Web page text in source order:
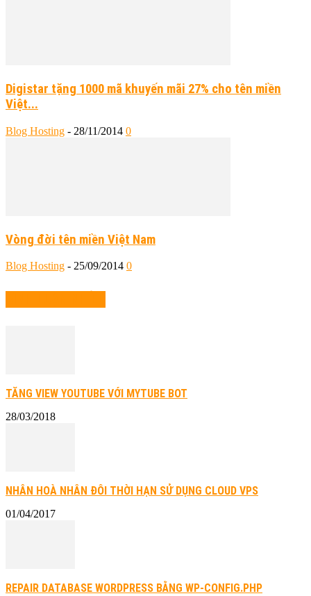
Digistar tặng 1000 mã khuyến mãi 27% cho tên miền
Việt...
Blog Hosting - 28/11/2014 0
Vòng đời tên miền Việt Nam
Blog Hosting - 25/09/2014 0
TĂNG VIEW YOUTUBE VỚI MYTUBE BOT
28/03/2018
NHÂN HOÀ NHÂN ĐÔI THỜI HẠN SỬ DỤNG CLOUD VPS
01/04/2017
REPAIR DATABASE WORDPRESS BẰNG WP-CONFIG.PHP